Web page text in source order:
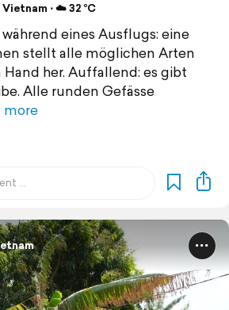
⋅ ☁️ 32 °C
eines Ausflugs: eine
stellt alle möglichen Arten
her. Auffallend: es gibt
Alle runden Gefässe
more